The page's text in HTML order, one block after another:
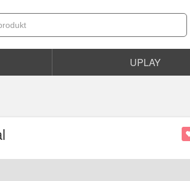
UPLAY